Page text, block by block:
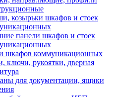
козырьки шкафов и стоек
панели шкафов и стоек
шкафов коммуникационных
ключи, рукоятки, дверная
для документации, ящики